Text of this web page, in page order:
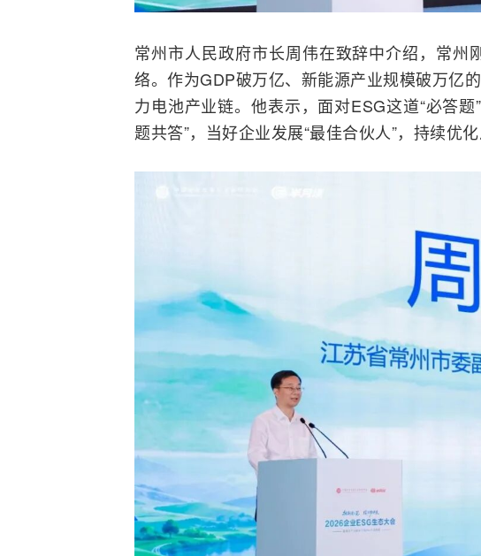
常州市人民政府市长周伟在致辞中介绍，常州
络。作为GDP破万亿、新能源产业规模破万亿
力电池产业链。他表示，面对ESG这道“必答
题共答”，当好企业发展“最佳合伙人”，持续优